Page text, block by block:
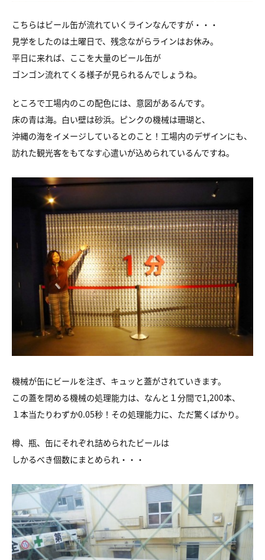
こちらはビール缶が流れていくラインなんですが・・・
見学をしたのは土曜日で、残念ながらラインはお休み。
平日に来れば、ここを大量のビール缶が
ゴンゴン流れてくる様子が見られるんでしょうね。
ところで工場内のこの配色には、意図があるんです。
床の青は海。白い壁は砂浜。ピンクの機械は珊瑚と、
沖縄の海をイメージしているとのこと！工場内のデザインにも、
訪れた観光客をもてなす心遣いが込められているんですね。
機械が缶にビールを注ぎ、キュッと蓋がされていきます。
この蓋を閉める機械の処理能力は、なんと１分間で1,200本、
１本当たりわずか0.05秒！その処理能力に、ただ驚くばかり。
樽、瓶、缶にそれぞれ詰められたビールは
しかるべき個数にまとめられ・・・